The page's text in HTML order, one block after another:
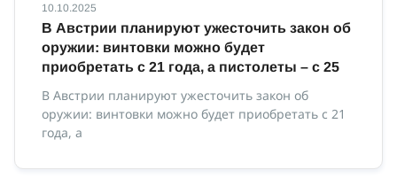
10.10.2025
В Австрии планируют ужесточить закон об
оружии: винтовки можно будет
приобретать с 21 года, а пистолеты – с 25
В Австрии планируют ужесточить закон об
оружии: винтовки можно будет приобретать с 21
года, а